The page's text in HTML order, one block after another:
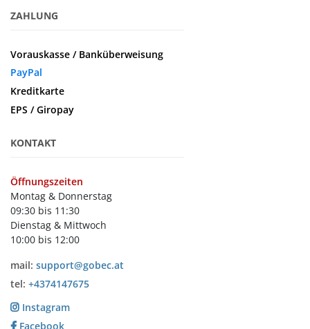
ZAHLUNG
Vorauskasse / Banküberweisung
PayPal
Kreditkarte
EPS / Giropay
KONTAKT
Öffnungszeiten
Montag & Donnerstag
09:30 bis 11:30
Dienstag & Mittwoch
10:00 bis 12:00
mail: support@gobec.at
tel: +4374147675
Instagram
Facebook